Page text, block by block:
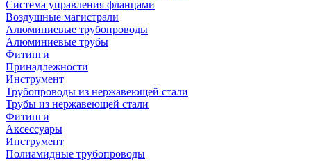
Система управления фланцами
Воздушные магистрали
Алюминиевые трубопроводы
Алюминиевые трубы
Фитинги
Принадлежности
Инструмент
Трубопроводы из нержавеющей стали
Трубы из нержавеющей стали
Фитинги
Аксессуары
Инструмент
Полиамидные трубопроводы